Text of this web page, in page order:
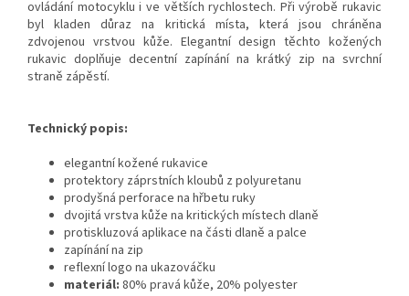
ovládání motocyklu i ve větších rychlostech. Při výrobě rukavic
byl kladen důraz na kritická místa, která jsou chráněna
zdvojenou vrstvou kůže. Elegantní design těchto kožených
rukavic doplňuje decentní zapínání na krátký zip na svrchní
straně zápěstí.
Technický popis:
elegantní kožené rukavice
protektory záprstních kloubů z polyuretanu
prodyšná perforace na hřbetu ruky
dvojitá vrstva kůže na kritických místech dlaně
protiskluzová aplikace na části dlaně a palce
zapínání na zip
reflexní logo na ukazováčku
materiál: 80% pravá kůže, 20% polyester